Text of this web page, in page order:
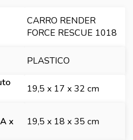
CARRO RENDER
FORCE RESCUE 1018
PLASTICO
19,5 x 17 x 32 cm
x
19,5 x 18 x 35 cm